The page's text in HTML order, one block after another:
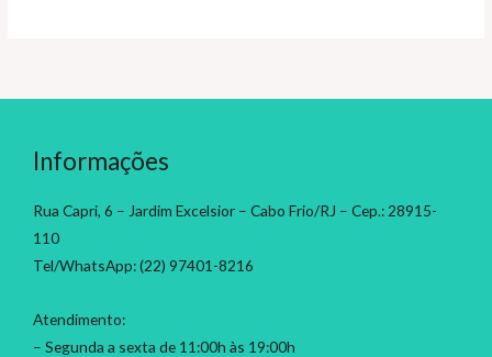
Informações
Rua Capri, 6 – Jardim Excelsior – Cabo Frio/RJ – Cep.: 28915-
110
Tel/WhatsApp: (22) 97401-8216
Atendimento:
– Segunda a sexta de 11:00h às 19:00h